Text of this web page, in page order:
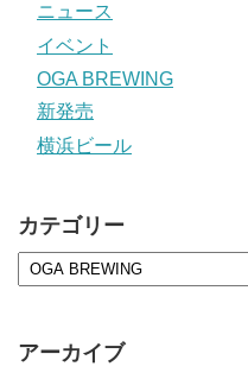
ニュース
イベント
OGA BREWING
新発売
横浜ビール
カテゴリー
アーカイブ